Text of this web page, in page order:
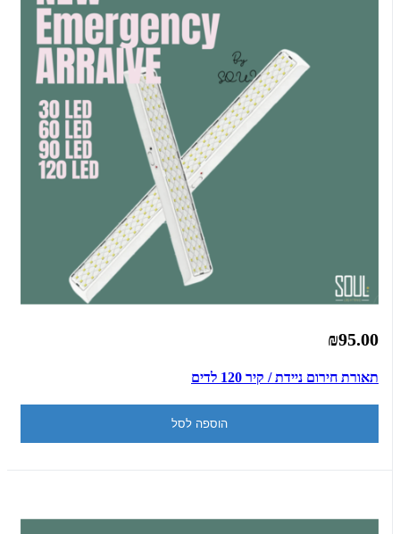
₪95.00
תאורת חירום ניידת / קיר 120 לדים
הוספה לסל